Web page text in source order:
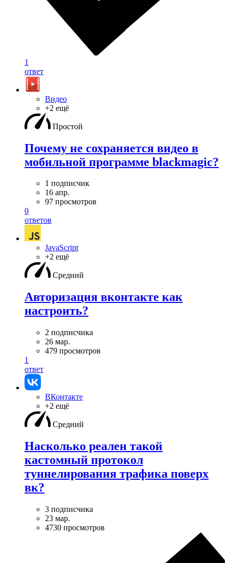
1
ответ
Видео
+2 ещё
Простой
Почему не сохраняется видео в
мобильной программе blackmagic?
1 подписчик
16 апр.
97 просмотров
0
ответов
JavaScript
+2 ещё
Средний
Авторизация вконтакте как
настроить?
2 подписчика
26 мар.
479 просмотров
1
ответ
ВКонтакте
+2 ещё
Средний
Насколько реален такой
кастомный протокол
туннелирования трафика поверх
вк?
3 подписчика
23 мар.
4730 просмотров